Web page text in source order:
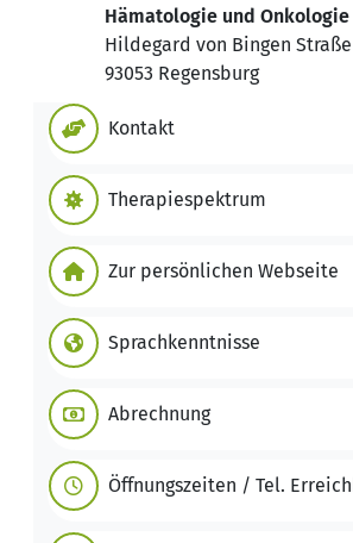
Hämatologie und Onkologie
Hildegard von Bingen Straße
93053 Regensburg
Kontakt
Therapiespektrum
Zur persönlichen Webseite
Sprachkenntnisse
Abrechnung
Öffnungszeiten / Tel.